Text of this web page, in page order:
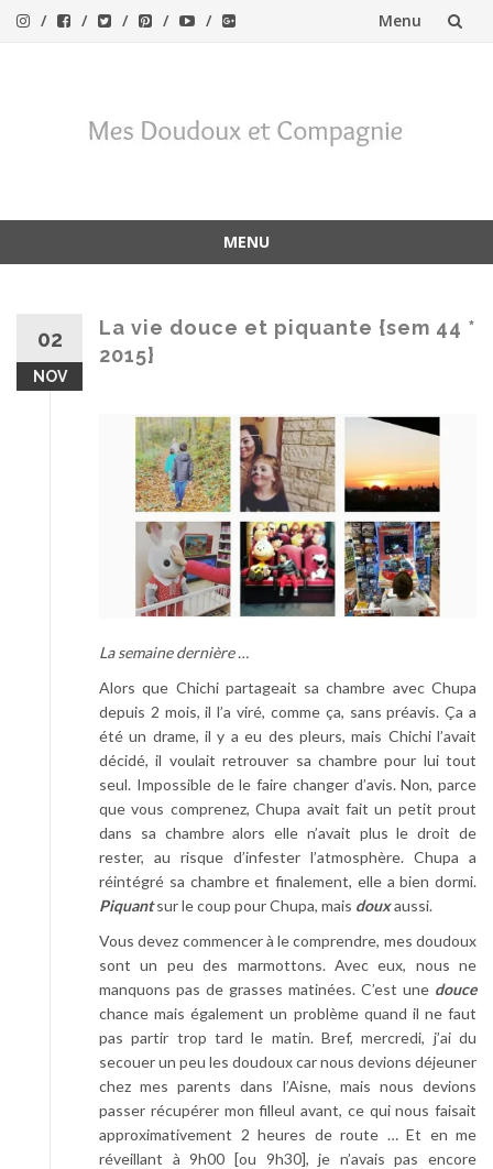
Menu
MENU
02
NOV
La vie douce et piquante {sem 44 *
2015}
La semaine dernière …
Alors que Chichi partageait sa chambre avec Chupa
depuis 2 mois, il l’a viré, comme ça, sans préavis. Ça a
été un drame, il y a eu des pleurs, mais Chichi l’avait
décidé, il voulait retrouver sa chambre pour lui tout
seul. Impossible de le faire changer d’avis. Non, parce
que vous comprenez, Chupa avait fait un petit prout
dans sa chambre alors elle n’avait plus le droit de
rester, au risque d’infester l’atmosphère. Chupa a
réintégré sa chambre et finalement, elle a bien dormi.
Piquantsur le coup pour Chupa, mais douxaussi.
Vous devez commencer à le comprendre, mes doudoux
sont un peu des marmottons. Avec eux, nous ne
manquons pas de grasses matinées. C’est une douce
chance mais également un problème quand il ne faut
pas partir trop tard le matin. Bref, mercredi, j’ai du
secouer un peu les doudoux car nous devions déjeuner
chez mes parents dans l’Aisne, mais nous devions
passer récupérer mon filleul avant, ce qui nous faisait
approximativement 2 heures de route … Et en me
réveillant à 9h00 [ou 9h30], je n’avais pas encore